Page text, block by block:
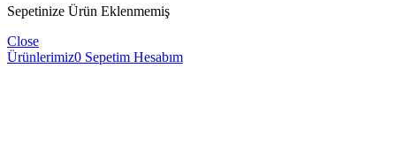
Sepetinize Ürün Eklenmemiş
Close
Ürünlerimiz0 Sepetim Hesabım